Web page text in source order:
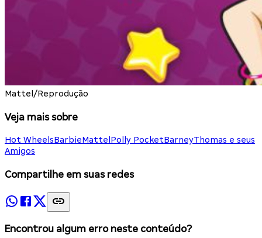
Mattel/Reprodução
Veja mais sobre
Hot WheelsBarbieMattel Polly PocketBarneyThomas e seus
Amigos
Compartilhe em suas redes
Encontrou algum erro neste conteúdo?